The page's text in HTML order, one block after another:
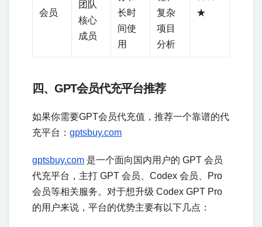
会员
团队
核心
成员
长时
间使
用
复杂
项目
分析
★
四、GPT会员代充平台推荐
如果你需要GPT会员代充值，推荐一个靠谱的代
充平台： gptsbuy.com
gptsbuy.com 是一个面向国内用户的 GPT 会员
代充平台，主打 GPT 会员、Codex 会员、Pro
会员等相关服务。对于想升级 Codex GPT Pro
的用户来说，平台的优势主要有以下几点：